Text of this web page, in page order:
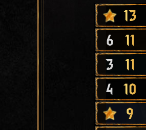
13
6 11
3 11
4 10
9